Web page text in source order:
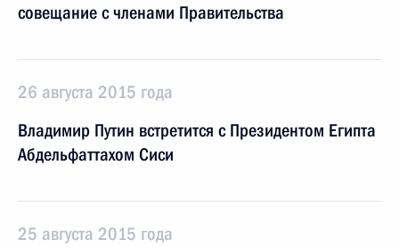
совещание с членами Правительства
26 августа 2015 года
Владимир Путин встретится с Президентом Египта
Абдельфаттахом Сиси
25 августа 2015 года